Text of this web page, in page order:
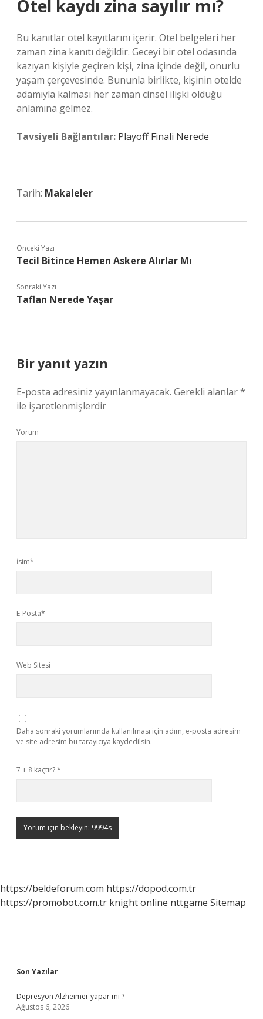
Otel kaydı zina sayılır mı?
Bu kanıtlar otel kayıtlarını içerir. Otel belgeleri her
zaman zina kanıtı değildir. Geceyi bir otel odasında
kazıyan kişiyle geçiren kişi, zina içinde değil, onurlu
yaşam çerçevesinde. Bununla birlikte, kişinin otelde
adamıyla kalması her zaman cinsel ilişki olduğu
anlamına gelmez.
Tavsiyeli Bağlantılar: Playoff Finali Nerede
Tarih: Makaleler
Önceki Yazı
Tecil Bitince Hemen Askere Alırlar Mı
Sonraki Yazı
Taflan Nerede Yaşar
Bir yanıt yazın
E-posta adresiniz yayınlanmayacak. Gerekli alanlar*
ile işaretlenmişlerdir
Yorum
İsim*
E-Posta*
Web Sitesi
Daha sonraki yorumlarımda kullanılması için adım, e-posta adresim
ve site adresim bu tarayıcıya kaydedilsin.
7 + 8 kaçtır?*
https://beldeforum.com https://dopod.com.tr
https://promobot.com.tr knight online nttgame Sitemap
Sidebar
Son Yazılar
Depresyon Alzheimer yapar mı ?
Ağustos 6, 2026